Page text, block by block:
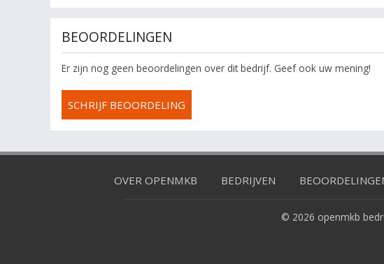
BEOORDELINGEN
Er zijn nog geen beoordelingen over dit bedrijf. Geef ook uw mening!
SCHRIJF BEOORDELING
OVER OPENMKB BEDRIJVEN
© 2026 openmkb